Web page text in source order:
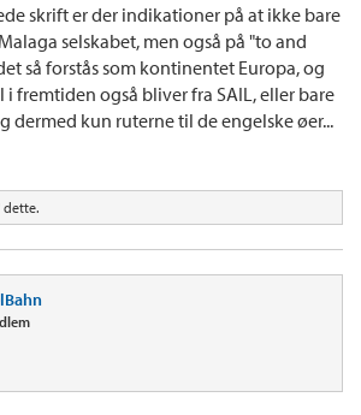
skrift er der indikationer på at ikke bare
selskabet, men også på "to and
så forstås som kontinentet Europa, og
fremtiden også bliver fra SAIL, eller bare
dermed kun ruterne til de engelske øer...
dette.